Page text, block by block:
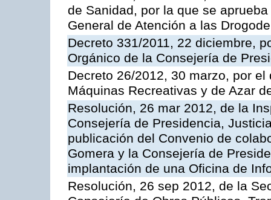
de Sanidad, por la que se
General de Atención a las
Decreto 331/2011, 22 diciembre,
Orgánico de la Consejería de
Decreto 26/2012, 30 marzo, por
Máquinas Recreativas y de Azar
Resolución, 26 mar 2012, de la
Consejería de Presidencia,
publicación del Convenio de
Gomera y la Consejería de
implantación de una Oficina de
Resolución, 26 sep 2012, de la